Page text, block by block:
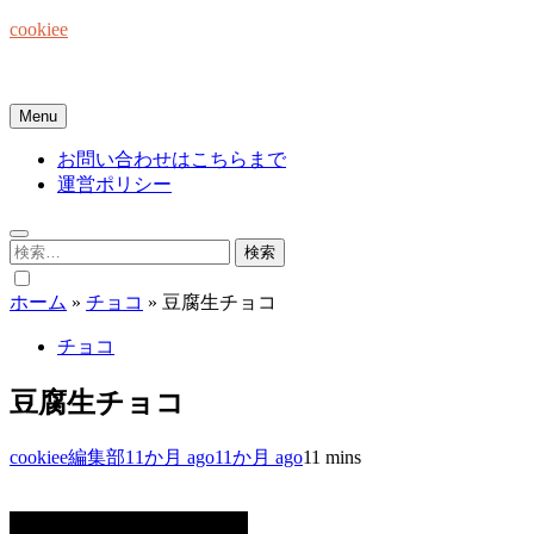
Skip
cookiee
Menu
お問い合わせはこちらまで
運営ポリシー
検
索:
ホーム » チョコ » 豆腐生チョコ
チョコ
豆腐生チョコ
cookiee編集部11か月 ago11か月 ago11 mins